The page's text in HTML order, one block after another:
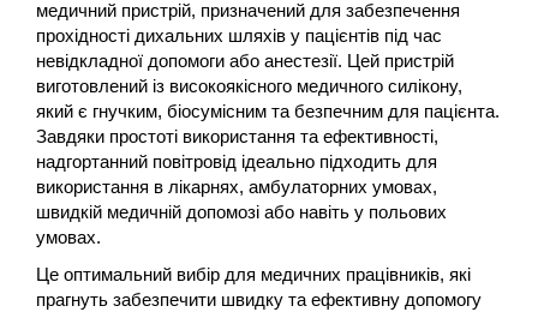
медичний пристрій, призначений для забезпечення
прохідності дихальних шляхів у пацієнтів під час
невідкладної допомоги або анестезії. Цей пристрій
виготовлений із високоякісного медичного силікону,
який є гнучким, біосумісним та безпечним для пацієнта.
Завдяки простоті використання та ефективності,
надгортанний повітровід ідеально підходить для
використання в лікарнях, амбулаторних умовах,
швидкій медичній допомозі або навіть у польових
умовах.
Це оптимальний вибір для медичних працівників, які
прагнуть забезпечити швидку та ефективну допомогу